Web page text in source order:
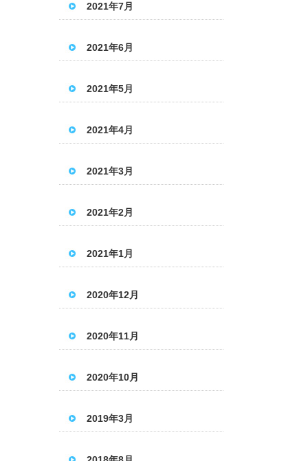
2021年7月
2021年6月
2021年5月
2021年4月
2021年3月
2021年2月
2021年1月
2020年12月
2020年11月
2020年10月
2019年3月